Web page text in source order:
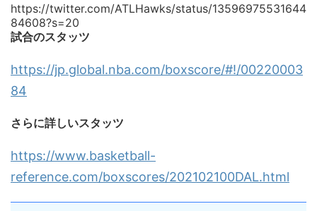
https://twitter.com/ATLHawks/status/13596975531644
84608?s=20
試合のスタッツ
https://jp.global.nba.com/boxscore/#!/00220003
84
さらに詳しいスタッツ
https://www.basketball-
reference.com/boxscores/202102100DAL.html